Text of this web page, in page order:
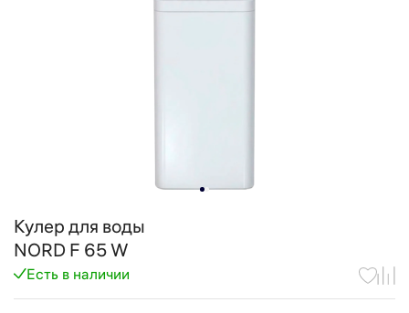
Кулер для воды
NORD F 65 W
Есть в наличии